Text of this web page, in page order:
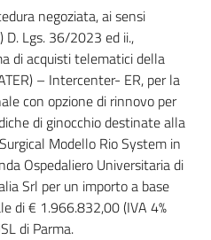
negoziata, ai sensi
D. Lgs. 36/2023 ed ii.,
di acquisti telematici della
– Intercenter- ER, per la
con opzione di rinnovo per
di ginocchio destinate alla
Modello Rio System in
Ospedaliero Universitaria di
Srl per un importo a base
di € 1.966.832,00 (IVA 4%
di Parma.